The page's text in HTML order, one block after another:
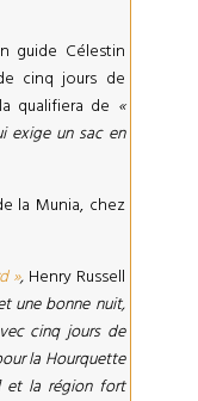
guide Célestin
cinq jours de
qualifiera de «
exige un sac en
la Munia, chez
», Henry Russell
une bonne nuit,
cinq jours de
la Hourquette
et la région fort